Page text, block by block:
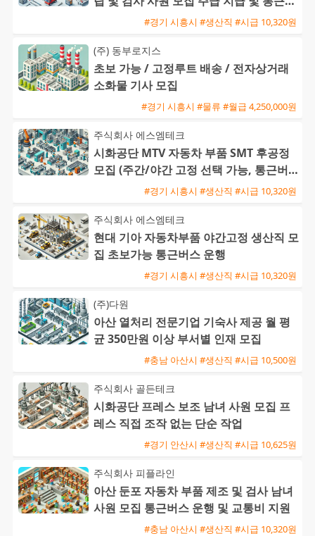
#경기 시흥시 #생산직 #시급 10,320원
(주) 동부로지스
초보 가능 / 고정루트 배송 / 전자상거래
소화물 기사 모집
#경기 시흥시 #물류 #월급 4,250,000원
주식회사 에스엠테크
시화공단 MTV 자동차 부품 SMT 후공정
모집 (주간/야간 고정 선택 가능, 통근버
#경기 시흥시 #생산직 #시급 10,320원
주식회사 에스엠테크
현대 기아 자동차부품 야간고정 생산직 모
집 초보가능 통근버스 운행
#경기 시흥시 #생산직 #시급 10,320원
(주)다원
아산 열처리 전문기업 기숙사 제공 월 평
균 350만원 이상 부서별 인재 모집
#충남 아산시 #생산직 #시급 10,500원
주식회사 골든테크
시화공단 프레스 보조 남녀 사원 모집 프
레스 직접 조작 없는 단순 작업
#경기 안산시 #생산직 #시급 10,625원
주식회사 피플라인
아산 둔포 자동차 부품 제조 및 검사 남녀
사원 모집 통근버스 운행 및 교통비 지원
#충남 아산시 #생산직 #시급 10,320원